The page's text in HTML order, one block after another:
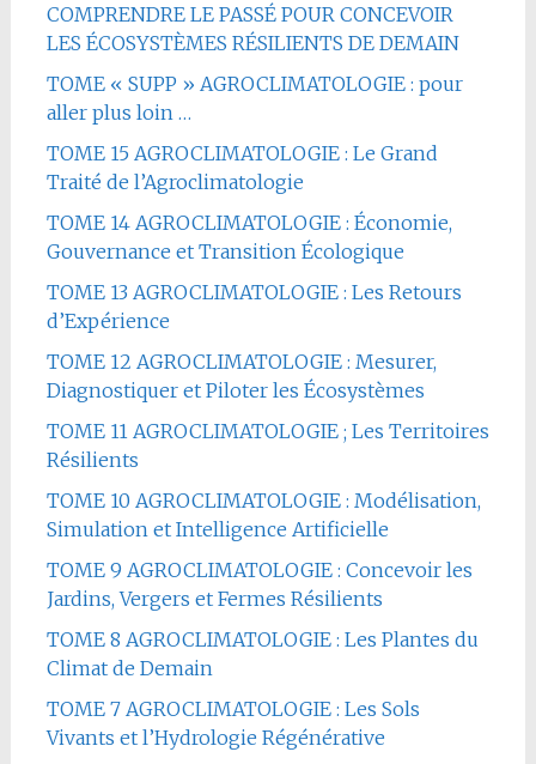
COMPRENDRE LE PASSÉ POUR CONCEVOIR
LES ÉCOSYSTÈMES RÉSILIENTS DE DEMAIN
TOME « SUPP » AGROCLIMATOLOGIE : pour
aller plus loin …
TOME 15 AGROCLIMATOLOGIE : Le Grand
Traité de l’Agroclimatologie
TOME 14 AGROCLIMATOLOGIE : Économie,
Gouvernance et Transition Écologique
TOME 13 AGROCLIMATOLOGIE : Les Retours
d’Expérience
TOME 12 AGROCLIMATOLOGIE : Mesurer,
Diagnostiquer et Piloter les Écosystèmes
TOME 11 AGROCLIMATOLOGIE ; Les Territoires
Résilients
TOME 10 AGROCLIMATOLOGIE : Modélisation,
Simulation et Intelligence Artificielle
TOME 9 AGROCLIMATOLOGIE : Concevoir les
Jardins, Vergers et Fermes Résilients
TOME 8 AGROCLIMATOLOGIE : Les Plantes du
Climat de Demain
TOME 7 AGROCLIMATOLOGIE : Les Sols
Vivants et l’Hydrologie Régénérative